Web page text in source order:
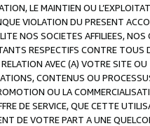
LE MAINTIEN OU
VIOLATION DU PRESENT
NOS SOCIETES AFFILIEES,
RESPECTIFS CONTRE
AVEC (A) VOTRE SITE
CONTENUS OU
OU LA
DE SERVICE, QUE CETTE
DE VOTRE PART A UNE